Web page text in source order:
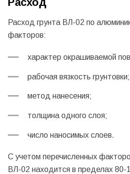
Расход грунта ВЛ-02 по
факторов:
характер окрашиваемой
рабочая вязкость грунтовки;
метод нанесения;
толщина одного слоя;
число наносимых слоев.
С учетом перечисленных
ВЛ-02 находится в пределах 80-